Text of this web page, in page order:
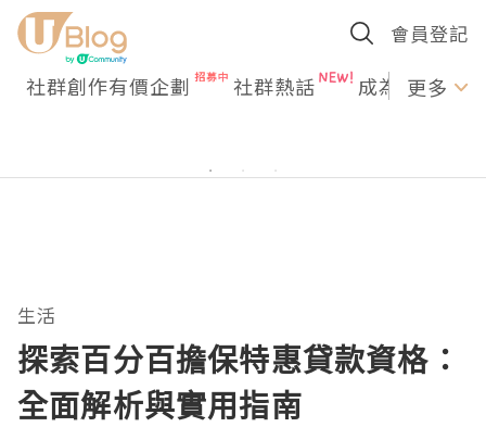
會員登記
社群創作有價企劃 社群熱話 成為U更多
生活
探索百分百擔保特惠貸款資格：
全面解析與實用指南